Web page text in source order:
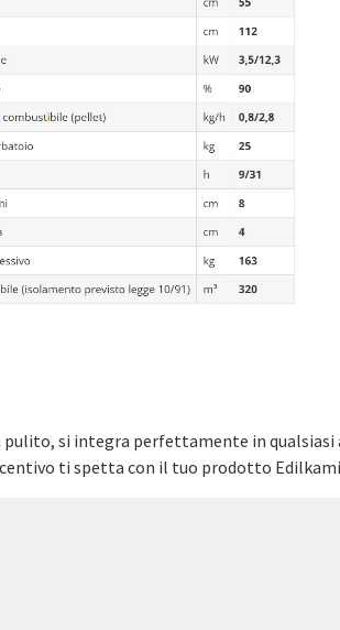
pulito, si integra perfettamente in
ti spetta con il tuo prodotto